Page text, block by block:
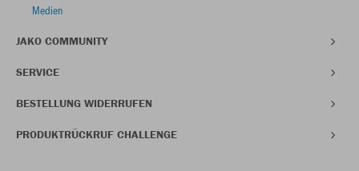
Medien
JAKO COMMUNITY
SERVICE
BESTELLUNG WIDERRUFEN
PRODUKTRÜCKRUF CHALLENGE